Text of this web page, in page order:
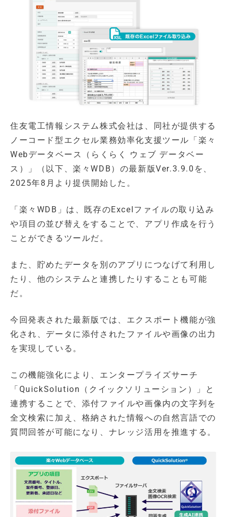
住友電工情報システム株式会社は、同社が提供する
ノーコード型エクセル業務効率化支援ツール「楽々
Webデータベース（らくらく ウェブ データベー
ス）」（以下、楽々WDB）の最新版Ver.3.9.0を、
2025年8月より提供開始した。
「楽々WDB」は、既存のExcelファイルの取り込み
や項目の並び替えをすることで、アプリ作成を行う
ことができるツールだ。
また、貯めたデータを別のアプリにつなげて利用し
たり、他のシステムと連携したりすることも可能
だ。
今回発表された最新版では、エクスポート機能が強
化され、データに添付されたファイルや画像の出力
を実現している。
この機能強化により、エンタープライズサーチ
「QuickSolution（クイックソリューション）」と
連携することで、添付ファイルや画像内の文字列を
全文検索に加え、格納された情報への自然言語での
質問回答が可能になり、ナレッジ活用を推進する。